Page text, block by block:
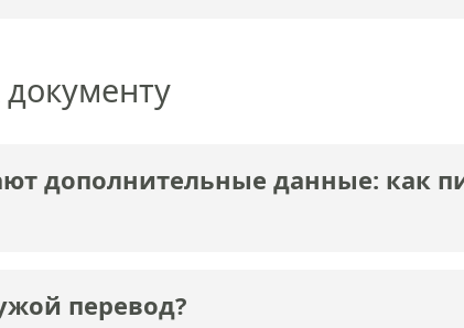
дополнительные данные: как
перевод?